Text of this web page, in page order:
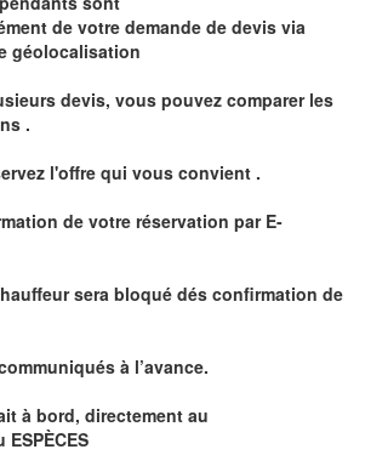
de votre demande de devis via
géolocalisation
devis, vous pouvez comparer les
.
l'offre qui vous convient .
de votre réservation par E-
sera bloqué dés confirmation de
à l’avance.
à bord, directement au
ESPÈCES